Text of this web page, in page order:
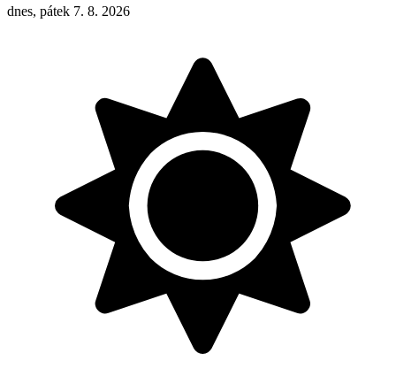
dnes, pátek 7. 8. 2026